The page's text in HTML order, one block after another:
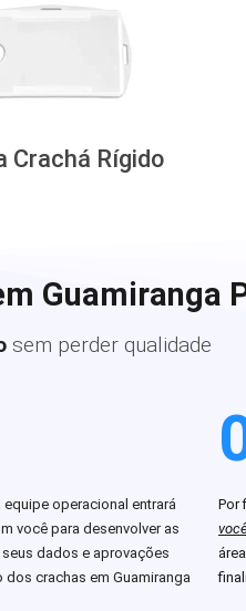
Crachá Rígido
Guamiranga
sem perder qualidade
operacional entrará
você para desenvolver as
dados e aprovações
dos crachas em Guamiranga
Por